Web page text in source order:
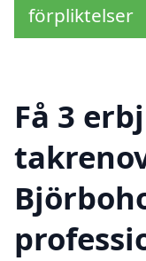
förpliktelser
Få 3